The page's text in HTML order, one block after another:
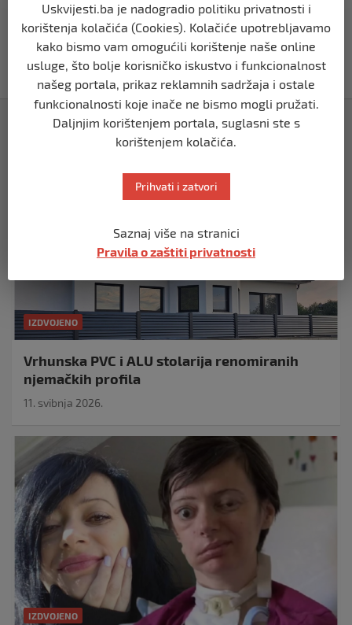
BIHAĆ
RK Zagreb izabrao kompaniju iz Bihaća
za izradu nove službene web stranice
prije 2 mjeseca
Izdvojeno
IZDVOJENO
Vrhunska PVC i ALU stolarija renomiranih
njemačkih profila
11. svibnja 2026.
IZDVOJENO
Uskvijesti.ba je nadogradio politiku privatnosti i
korištenja kolačića (Cookies). Kolačiće upotrebljavamo
kako bismo vam omogućili korištenje naše online
usluge, što bolje korisničko iskustvo i funkcionalnost
našeg portala, prikaz reklamnih sadržaja i ostale
funkcionalnosti koje inače ne bismo mogli pružati.
Daljnjim korištenjem portala, suglasni ste s
korištenjem kolačića.
Prihvati i zatvori
Saznaj više na stranici
Pravila o zaštiti privatnosti